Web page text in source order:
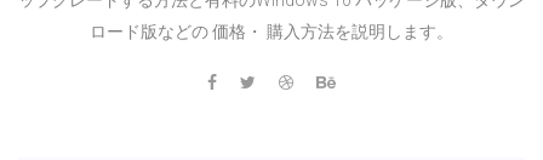
ロード版などの 価格・ 購入方法を説明します。